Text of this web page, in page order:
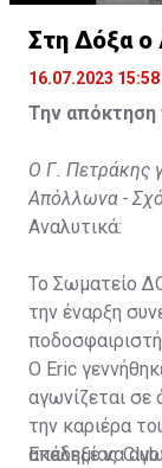
Στη Δόξα ο
16.07.2023 15:58
Την απόκτηση
Ο Γ. Πετράκης
Απόλλωνα -
Αναλυτικά:
Το Σωματείο
την έναρξη
Ο Eric
αγωνίζεται σε
την καριέρα
ακαδημίας
Επέλεξε να